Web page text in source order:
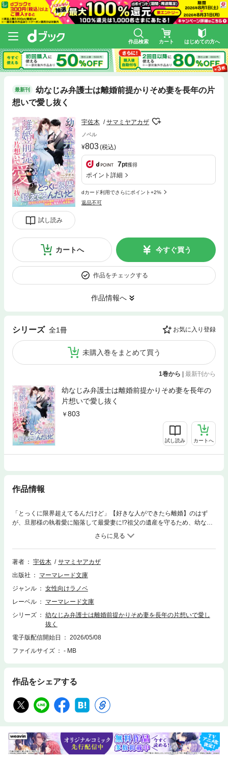
作品検索 カート はじめての方へ
最新刊
幼なじみ弁護士は離婚前提かりそめ妻を長年の片
想いで愛し抜く
試し読み
宇佐木 サマミヤアカザ
ノベル
803(税込)
7pt獲得
ポイント詳細
dカード利用でさらにポイント+2%
返品不可
カートへ 今すぐ買う
作品をチェックする
作品情報へ
シリーズ 全1冊 お気に入り登録
未購入巻をまとめて買う
1巻から | 最新刊から
幼なじみ弁護士は離婚前提かりそめ妻を長年の
片想いで愛し抜く
803
試し読み カートへ
作品情報
「とっくに限界超えてるんだけど」【好きな人ができたら離婚】のはず
が、旦那様の執着愛に陥落して最愛妻に!?祖父の遺産を守るため、幼なじ
みのエリート弁護士・侑李と「好きな人ができたら離婚」という条件で結
婚した桜。優しい兄のような侑李に甘やかされる日々の中、彼に本気で恋
してしまう。切ない想いに揺れる桜を待っていたのは、侑李の長年秘めた
一途な執着愛で…。「俺と本当の夫婦になって」と溺愛を解禁した彼は、
著者 宇佐木
サマミヤアカザ
出版社
マーマレード文庫
ジャンル
女性向けラノベ
レーベル
マーマレード文庫
シリーズ
幼なじみ弁護士は離婚前提かりそめ妻を長年の片想いで愛し
抜く
電子版配信開始日
2026/05/08
ファイルサイズ
- MB
作品をシェアする